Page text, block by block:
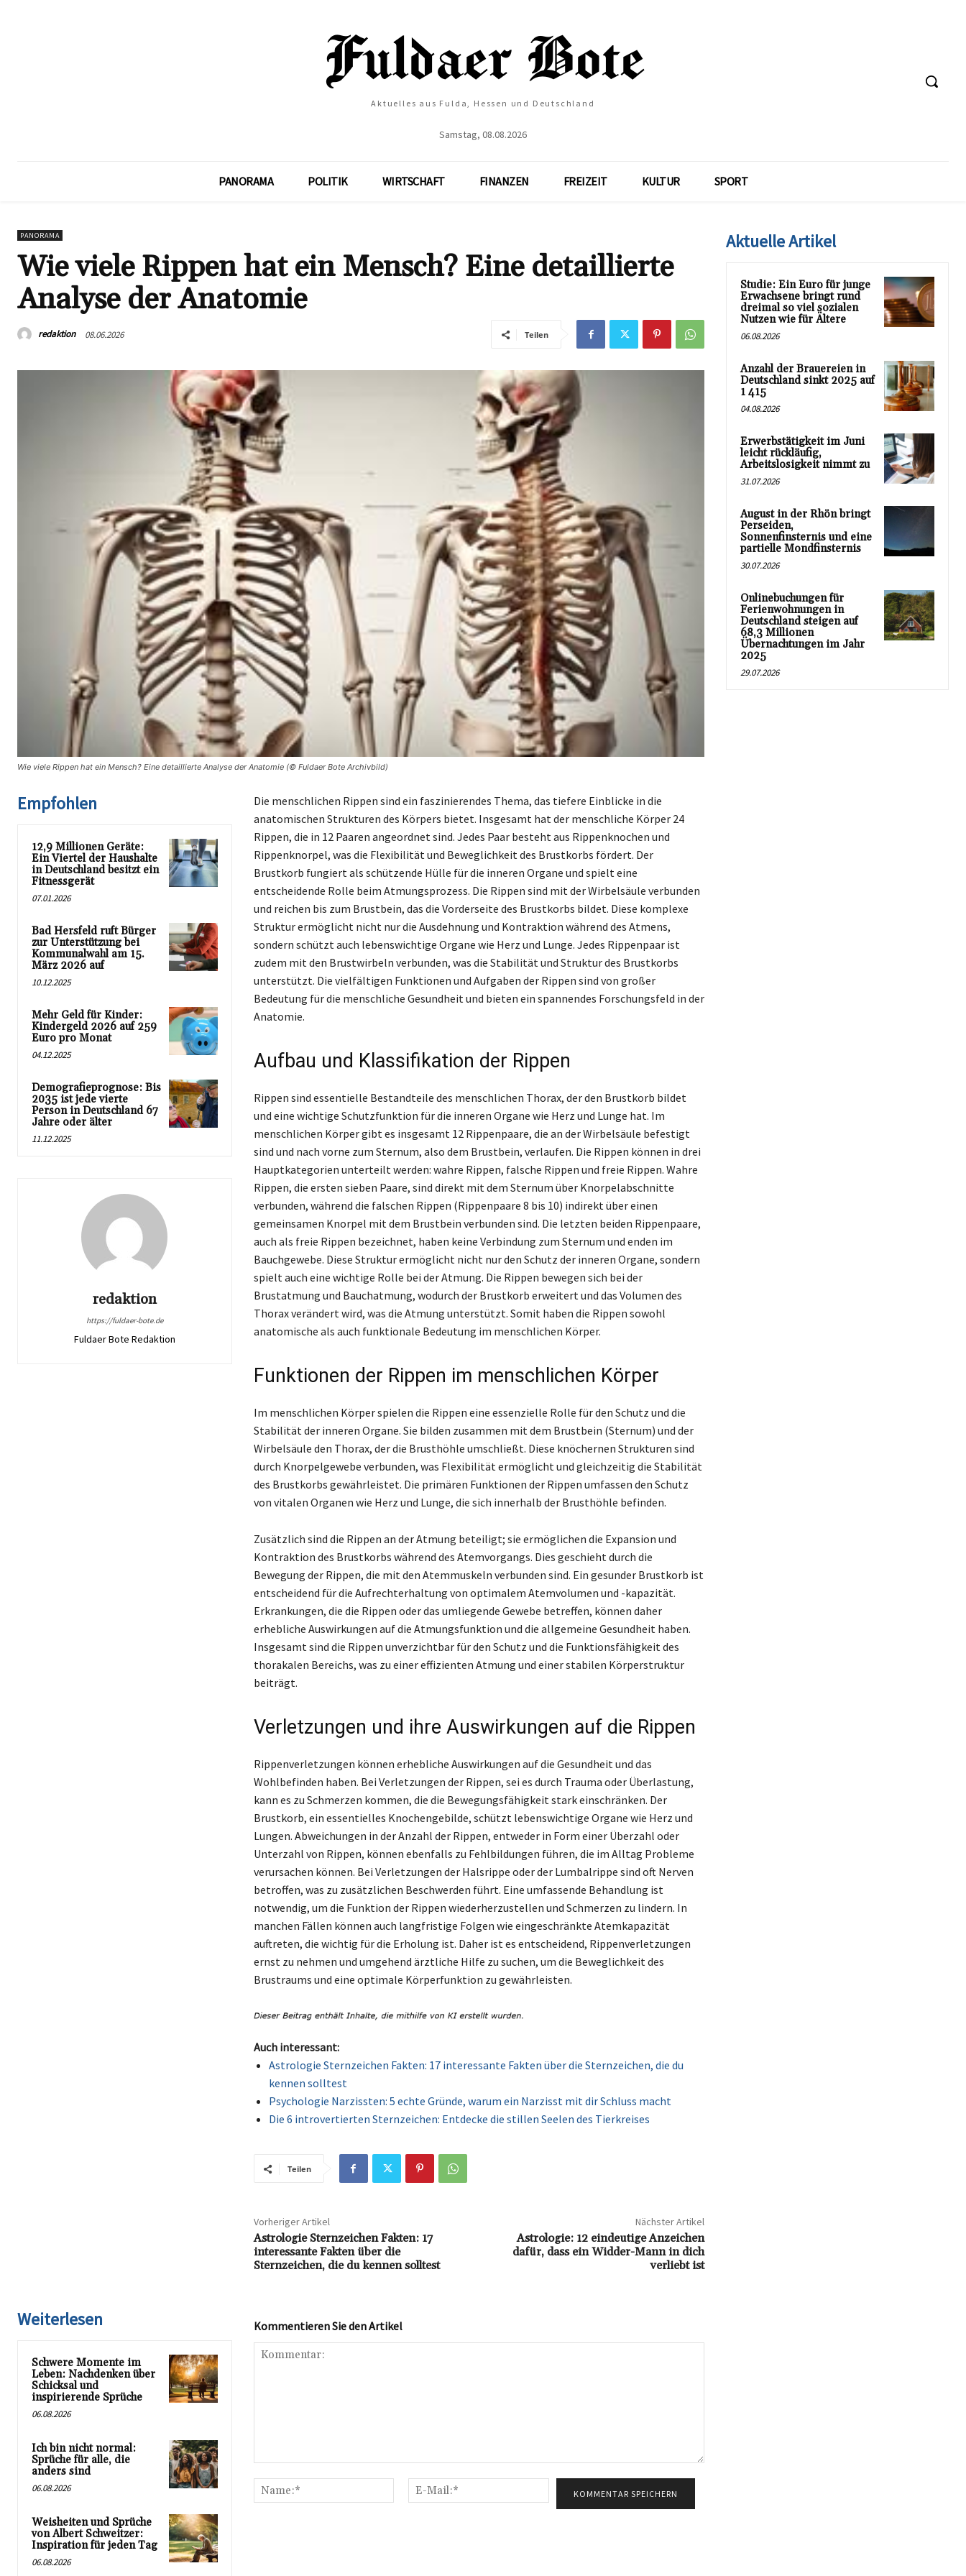
Aktuelles aus Fulda, Hessen und Deutschland
Samstag, 08.08.2026
PANORAMA POLITIK WIRTSCHAFT FINANZEN FREIZEIT KULTUR SPORT
PANORAMA
Wie viele Rippen hat ein Mensch? Eine detaillierte
Analyse der Anatomie
redaktion 08.06.2026 Teilen
Wie viele Rippen hat ein Mensch? Eine detaillierte Analyse der Anatomie (© Fuldaer Bote Archivbild)
Empfohlen
12,9 Millionen Geräte:
Ein Viertel der Haushalte
in Deutschland besitzt ein
Fitnessgerät
07.01.2026
Bad Hersfeld ruft Bürger
zur Unterstützung bei
Kommunalwahl am 15.
März 2026 auf
10.12.2025
Mehr Geld für Kinder:
Kindergeld 2026 auf 259
Euro pro Monat
04.12.2025
Demografieprognose: Bis
2035 ist jede vierte
Person in Deutschland 67
Jahre oder älter
11.12.2025
redaktion
https://fuldaer-bote.de
Fuldaer Bote Redaktion
Die menschlichen Rippen sind ein faszinierendes Thema, das tiefere Einblicke in die
anatomischen Strukturen des Körpers bietet. Insgesamt hat der menschliche Körper 24
Rippen, die in 12 Paaren angeordnet sind. Jedes Paar besteht aus Rippenknochen und
Rippenknorpel, was die Flexibilität und Beweglichkeit des Brustkorbs fördert. Der
Brustkorb fungiert als schützende Hülle für die inneren Organe und spielt eine
entscheidende Rolle beim Atmungsprozess. Die Rippen sind mit der Wirbelsäule verbunden
und reichen bis zum Brustbein, das die Vorderseite des Brustkorbs bildet. Diese komplexe
Struktur ermöglicht nicht nur die Ausdehnung und Kontraktion während des Atmens,
sondern schützt auch lebenswichtige Organe wie Herz und Lunge. Jedes Rippenpaar ist
zudem mit den Brustwirbeln verbunden, was die Stabilität und Struktur des Brustkorbs
unterstützt. Die vielfältigen Funktionen und Aufgaben der Rippen sind von großer
Bedeutung für die menschliche Gesundheit und bieten ein spannendes Forschungsfeld in der
Anatomie.
Aufbau und Klassifikation der Rippen
Rippen sind essentielle Bestandteile des menschlichen Thorax, der den Brustkorb bildet
und eine wichtige Schutzfunktion für die inneren Organe wie Herz und Lunge hat. Im
menschlichen Körper gibt es insgesamt 12 Rippenpaare, die an der Wirbelsäule befestigt
sind und nach vorne zum Sternum, also dem Brustbein, verlaufen. Die Rippen können in drei
Hauptkategorien unterteilt werden: wahre Rippen, falsche Rippen und freie Rippen. Wahre
Rippen, die ersten sieben Paare, sind direkt mit dem Sternum über Knorpelabschnitte
verbunden, während die falschen Rippen (Rippenpaare 8 bis 10) indirekt über einen
gemeinsamen Knorpel mit dem Brustbein verbunden sind. Die letzten beiden Rippenpaare,
auch als freie Rippen bezeichnet, haben keine Verbindung zum Sternum und enden im
Bauchgewebe. Diese Struktur ermöglicht nicht nur den Schutz der inneren Organe, sondern
spielt auch eine wichtige Rolle bei der Atmung. Die Rippen bewegen sich bei der
Brustatmung und Bauchatmung, wodurch der Brustkorb erweitert und das Volumen des
Thorax verändert wird, was die Atmung unterstützt. Somit haben die Rippen sowohl
anatomische als auch funktionale Bedeutung im menschlichen Körper.
Funktionen der Rippen im menschlichen Körper
Im menschlichen Körper spielen die Rippen eine essenzielle Rolle für den Schutz und die
Stabilität der inneren Organe. Sie bilden zusammen mit dem Brustbein (Sternum) und der
Wirbelsäule den Thorax, der die Brusthöhle umschließt. Diese knöchernen Strukturen sind
durch Knorpelgewebe verbunden, was Flexibilität ermöglicht und gleichzeitig die Stabilität
des Brustkorbs gewährleistet. Die primären Funktionen der Rippen umfassen den Schutz
von vitalen Organen wie Herz und Lunge, die sich innerhalb der Brusthöhle befinden.
Zusätzlich sind die Rippen an der Atmung beteiligt; sie ermöglichen die Expansion und
Kontraktion des Brustkorbs während des Atemvorgangs. Dies geschieht durch die
Bewegung der Rippen, die mit den Atemmuskeln verbunden sind. Ein gesunder Brustkorb ist
entscheidend für die Aufrechterhaltung von optimalem Atemvolumen und -kapazität.
Erkrankungen, die die Rippen oder das umliegende Gewebe betreffen, können daher
erhebliche Auswirkungen auf die Atmungsfunktion und die allgemeine Gesundheit haben.
Insgesamt sind die Rippen unverzichtbar für den Schutz und die Funktionsfähigkeit des
thorakalen Bereichs, was zu einer effizienten Atmung und einer stabilen Körperstruktur
beiträgt.
Verletzungen und ihre Auswirkungen auf die Rippen
Rippenverletzungen können erhebliche Auswirkungen auf die Gesundheit und das
Wohlbefinden haben. Bei Verletzungen der Rippen, sei es durch Trauma oder Überlastung,
kann es zu Schmerzen kommen, die die Bewegungsfähigkeit stark einschränken. Der
Brustkorb, ein essentielles Knochengebilde, schützt lebenswichtige Organe wie Herz und
Lungen. Abweichungen in der Anzahl der Rippen, entweder in Form einer Überzahl oder
Unterzahl von Rippen, können ebenfalls zu Fehlbildungen führen, die im Alltag Probleme
verursachen können. Bei Verletzungen der Halsrippe oder der Lumbalrippe sind oft Nerven
betroffen, was zu zusätzlichen Beschwerden führt. Eine umfassende Behandlung ist
notwendig, um die Funktion der Rippen wiederherzustellen und Schmerzen zu lindern. In
manchen Fällen können auch langfristige Folgen wie eingeschränkte Atemkapazität
auftreten, die wichtig für die Erholung ist. Daher ist es entscheidend, Rippenverletzungen
ernst zu nehmen und umgehend ärztliche Hilfe zu suchen, um die Beweglichkeit des
Brustraums und eine optimale Körperfunktion zu gewährleisten.
Auch interessant:
Astrologie Sternzeichen Fakten: 17 interessante Fakten über die Sternzeichen, die du
kennen solltest
Psychologie Narzissten: 5 echte Gründe, warum ein Narzisst mit dir Schluss macht
Die 6 introvertierten Sternzeichen: Entdecke die stillen Seelen des Tierkreises
Teilen
Vorheriger Artikel
Astrologie Sternzeichen Fakten: 17
interessante Fakten über die
Sternzeichen, die du kennen solltest
Nächster Artikel
Astrologie: 12 eindeutige Anzeichen
dafür, dass ein Widder-Mann in dich
verliebt ist
Weiterlesen
Schwere Momente im
Leben: Nachdenken über
Schicksal und
inspirierende Sprüche
06.08.2026
Ich bin nicht normal:
Sprüche für alle, die
anders sind
06.08.2026
Weisheiten und Sprüche
von Albert Schweitzer:
Inspiration für jeden Tag
06.08.2026
Kommentieren Sie den Artikel
Name:*
Mail:*
Aktuelle Artikel
Studie: Ein Euro für junge
Erwachsene bringt rund
dreimal so viel sozialen
Nutzen wie für Ältere
06.08.2026
Anzahl der Brauereien in
Deutschland sinkt 2025 auf
1 415
04.08.2026
Erwerbstätigkeit im Juni
leicht rückläufig,
Arbeitslosigkeit nimmt zu
31.07.2026
August in der Rhön bringt
Perseiden,
Sonnenfinsternis und eine
partielle Mondfinsternis
30.07.2026
Onlinebuchungen für
Ferienwohnungen in
Deutschland steigen auf
68,3 Millionen
Übernachtungen im Jahr
2025
29.07.2026